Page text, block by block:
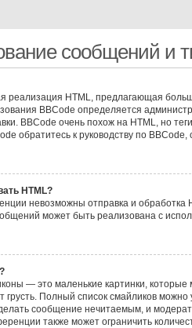
сообщений и
реализация HTML, предлагающая
BBCode определяется
BBCode очень похож на HTML, но
обратитесь к руководству по
HTML?
невозможны отправка и
может быть реализована с
— это маленькие картинки,
грусть. Полный список смайликов
сообщение нечитаемым, и
также может ограничить